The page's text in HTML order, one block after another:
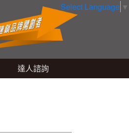
Select Language ▼
達人諮詢